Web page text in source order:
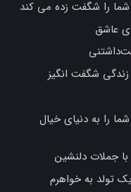
را به دنیای خیال